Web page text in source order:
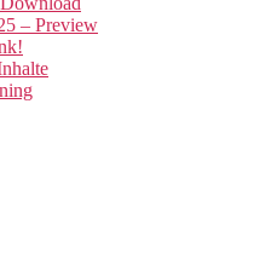
– Preview